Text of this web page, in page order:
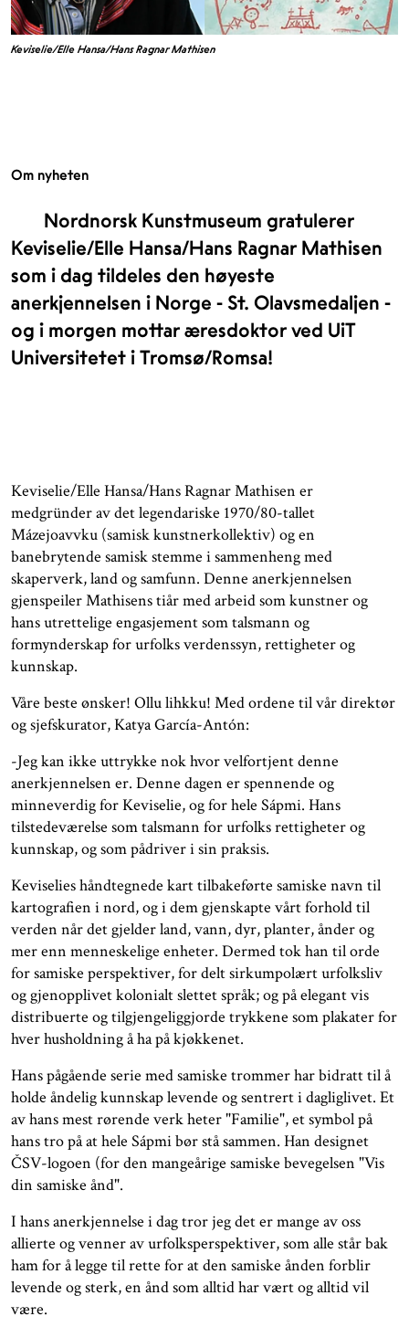
Keviselie/Elle Hansa/Hans Ragnar Mathisen
Om nyheten
Nordnorsk Kunstmuseum gratulerer
Keviselie/Elle Hansa/Hans Ragnar Mathisen
som i dag tildeles den høyeste
anerkjennelsen i Norge - St. Olavsmedaljen -
og i morgen mottar æresdoktor ved UiT
Universitetet i Tromsø/Romsa!
Keviselie/Elle Hansa/Hans Ragnar Mathisen er
medgründer av det legendariske 1970/80-tallet
Mázejoavvku (samisk kunstnerkollektiv) og en
banebrytende samisk stemme i sammenheng med
skaperverk, land og samfunn. Denne anerkjennelsen
gjenspeiler Mathisens tiår med arbeid som kunstner og
hans utrettelige engasjement som talsmann og
formynderskap for urfolks verdenssyn, rettigheter og
kunnskap.
Våre beste ønsker! Ollu lihkku! Med ordene til vår direktør
og sjefskurator, Katya García-Antón:
-Jeg kan ikke uttrykke nok hvor velfortjent denne
anerkjennelsen er. Denne dagen er spennende og
minneverdig for Keviselie, og for hele Sápmi. Hans
tilstedeværelse som talsmann for urfolks rettigheter og
kunnskap, og som pådriver i sin praksis.
Keviselies håndtegnede kart tilbakeførte samiske navn til
kartografien i nord, og i dem gjenskapte vårt forhold til
verden når det gjelder land, vann, dyr, planter, ånder og
mer enn menneskelige enheter. Dermed tok han til orde
for samiske perspektiver, for delt sirkumpolært urfolksliv
og gjenopplivet kolonialt slettet språk; og på elegant vis
distribuerte og tilgjengeliggjorde trykkene som plakater for
hver husholdning å ha på kjøkkenet.
Hans pågående serie med samiske trommer har bidratt til å
holde åndelig kunnskap levende og sentrert i dagliglivet. Et
av hans mest rørende verk heter "Familie", et symbol på
hans tro på at hele Sápmi bør stå sammen. Han designet
ČSV-logoen (for den mangeårige samiske bevegelsen "Vis
din samiske ånd".
I hans anerkjennelse i dag tror jeg det er mange av oss
allierte og venner av urfolksperspektiver, som alle står bak
ham for å legge til rette for at den samiske ånden forblir
levende og sterk, en ånd som alltid har vært og alltid vil
være.